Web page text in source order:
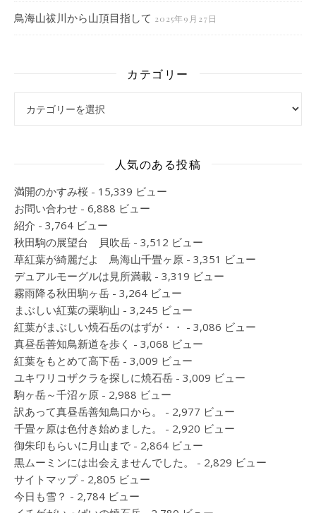
鳥海山祓川から山頂目指して 2025年9月27日
カテゴリー
人気のある投稿
満開のかすみ桜 - 15,339 ビュー
お問い合わせ - 6,888 ビュー
紹介 - 3,764 ビュー
秋田駒の展望台 貝吹岳 - 3,512 ビュー
草紅葉が綺麗だよ 鳥海山千畳ヶ原 - 3,351 ビュー
デュアルモーグルは見所満載 - 3,319 ビュー
霧雨降る秋田駒ヶ岳 - 3,264 ビュー
まぶしい紅葉の栗駒山 - 3,245 ビュー
紅葉がまぶしい焼石岳のはずが・・ - 3,086 ビュー
真昼岳善知鳥新道を歩く - 3,068 ビュー
紅葉をもとめて高下岳 - 3,009 ビュー
ユキワリコザクラを探しに焼石岳 - 3,009 ビュー
駒ヶ岳～千沼ヶ原 - 2,988 ビュー
訳あって真昼岳善知鳥口から。
- 2,977 ビュー
千畳ヶ原は色付き始めました。
- 2,920 ビュー
御朱印もらいに月山まで - 2,864 ビュー
黒ムーミンには出会えませんでした。
- 2,829 ビュー
サイトマップ- 2,805 ビュー
今日も雪？ - 2,784 ビュー